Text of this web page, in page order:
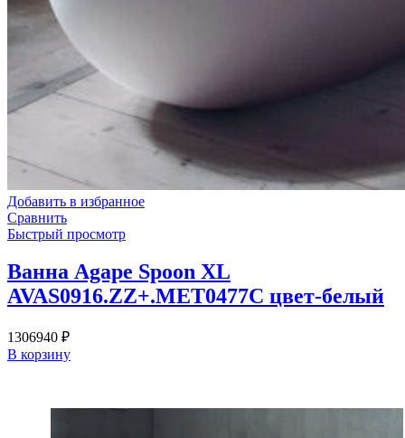
Добавить в избранное
Сравнить
Быстрый просмотр
Ванна Agape Spoon XL
AVAS0916.ZZ+.MET0477C цвет-белый
1306940 ₽
В корзину